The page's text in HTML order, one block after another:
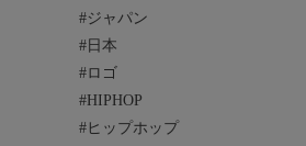
#ジャパン
#日本
#ロゴ
#HIPHOP
#ヒップホップ